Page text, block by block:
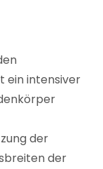
ein intensiver
der
der